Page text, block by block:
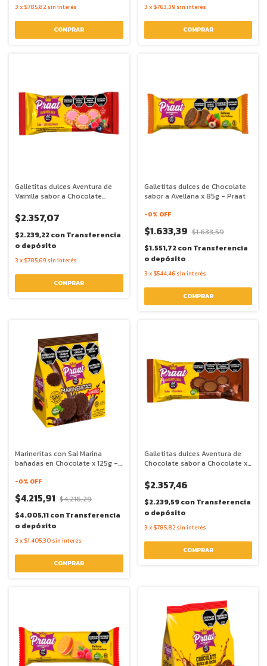
3 x $785,82 sin interés 3 x $763,39 sin interés
Galletitas dulces Aventura de
Vainilla sabor a Chocolate
Praat
$2.357,07
$2.239,22conTransferencia
o depósito
3 x $785,69 sin interés
Galletitas dulces de Chocolate
sabor a Avellana x 85g - Praat
-0% OFF
$1.633,39 $1.633,59
$1.551,72conTransferencia
o depósito
3 x $544,46 sin interés
Marineritas con Sal Marina
bañadas en Chocolate x 125g -
-0% OFF
$4.215,91 $4.216,29
$4.005,11conTransferencia
o depósito
3 x $1.405,30 sin interés
Galletitas dulces Aventura de
Chocolate sabor a Chocolate x
$2.357,46
$2.239,59conTransferencia
o depósito
3 x $785,82 sin interés